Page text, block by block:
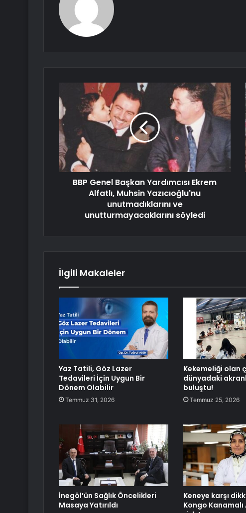
BBP Genel Başkan Yardımcısı Ekrem
Alfatlı, Muhsin Yazıcıoğlu'nu
unutmadıklarını ve
unutturmayacaklarını söyledi
İlgili Makaleler
Yaz Tatili, Göz Lazer
Tedavileri İçin Uygun Bir
Dönem Olabilir
Temmuz 31, 2026
Kekemeliği olan
dünyadaki
buluştu!
Temmuz 25, 2026
İnegöl’ün Sağlık Öncelikleri
Masaya Yatırıldı
Keneye karşı
Kongo